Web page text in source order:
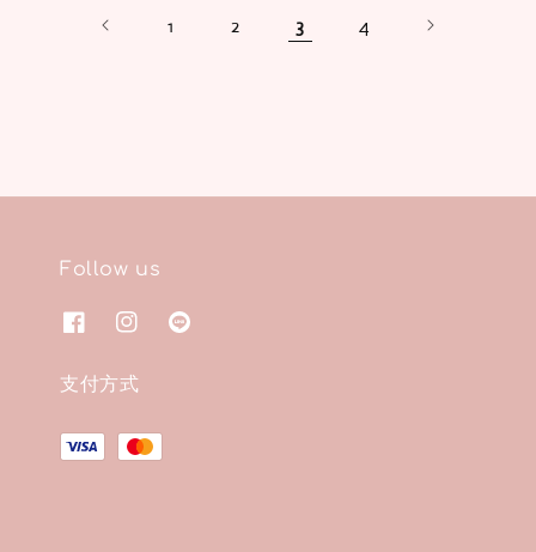
1 2 3 4
Follow us
支付方式